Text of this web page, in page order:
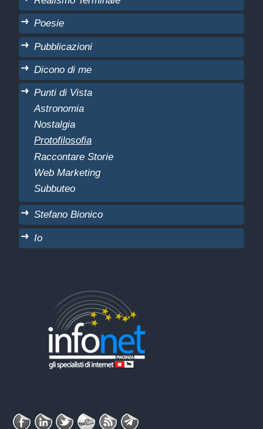
Poesie
Pubblicazioni
Dicono di me
Punti di Vista
Astronomia
Nostalgia
Protofilosofia
Raccontare Storie
Web Marketing
Subbuteo
Stefano Bionico
Io